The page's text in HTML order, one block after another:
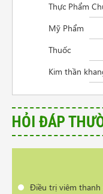
Thực Phẩm
Mỹ Phẩm
Thuốc
Kim thần
HỎI ĐÁP
Cần tư vấn sản
Điều trị viêm
Người mệt mỏi
Giao hàng ở Đồng
Lupus ban đỏ có
Làm cách nào để
Làm sạch mụn da
Có phải bị thoái
Cần tư vấn sản
Điều trị viêm thanh